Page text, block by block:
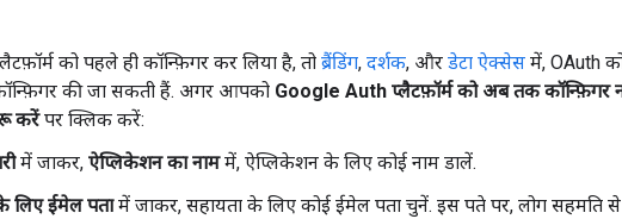
को पहले ही कॉन्फ़िगर कर लिया है, तो ब्रैंडिंग, दर्शक, और डेटा ऐक्सेस में, OAuth
की जा सकती हैं. अगर आपको Google Auth प्लैटफ़ॉर्म को अब तक कॉन्फ़िगर
करेंपर क्लिक करें:
में जाकर, ऐप्लिकेशन का नाममें, ऐप्लिकेशन के लिए कोई नाम डालें.
लिए ईमेल पतामें जाकर, सहायता के लिए कोई ईमेल पता चुनें. इस पते पर, लोग सहमति